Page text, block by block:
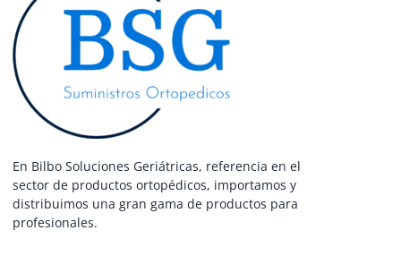
En Bilbo Soluciones Geriátricas, referencia en el
sector de productos ortopédicos, importamos y
distribuimos una gran gama de productos para
profesionales.